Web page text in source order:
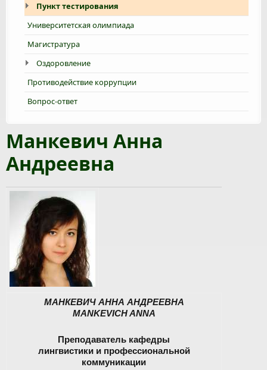
Пункт тестирования
Университетская олимпиада
Магистратура
Оздоровление
Противодействие коррупции
Вопрос-ответ
Манкевич Анна
Андреевна
МАНКЕВИЧ АННА АНДРЕЕВНА
MANKEVICH ANNA
Преподаватель кафедры
лингвистики и профессиональной
коммуникации